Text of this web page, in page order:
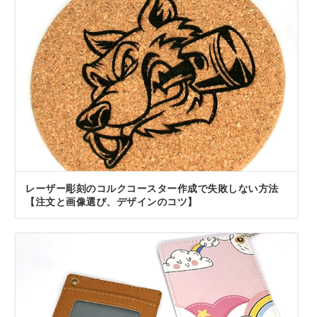
レーザー彫刻のコルクコースター作成で失敗しない方法
【注文と画像選び、デザインのコツ】